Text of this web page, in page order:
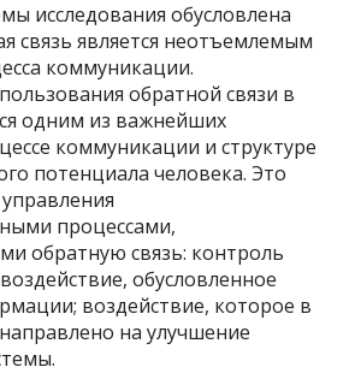
исследования обусловлена
связь является неотъемлемым
коммуникации.
обратной связи в
одним из важнейших
коммуникации и структуре
потенциала человека. Это
процессами,
обратную связь: контроль
обусловленное
воздействие, которое в
на улучшение